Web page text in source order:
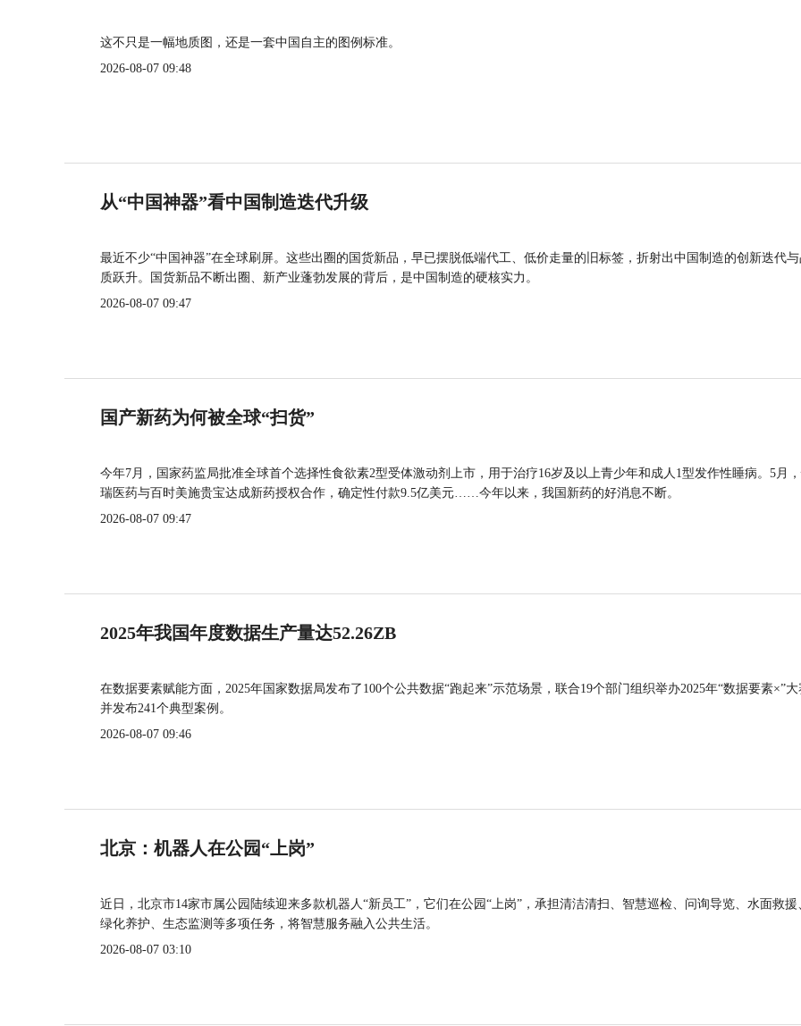
这不只是一幅地质图，还是一套中国自主的图例标准。
2026-08-07 09:48
从“中国神器”看中国制造迭代升级
最近不少“中国神器”在全球刷屏。这些出圈的国货新品，早已摆脱低端代工、低价走量的旧标签，折射出中国制造的创新迭代
质跃升。国货新品不断出圈、新产业蓬勃发展的背后，是中国制造的硬核实力。
2026-08-07 09:47
国产新药为何被全球“扫货”
今年7月，国家药监局批准全球首个选择性食欲素2型受体激动剂上市，用于治疗16岁及以上青少年和成人1型发作性睡病。5月
瑞医药与百时美施贵宝达成新药授权合作，确定性付款9.5亿美元……今年以来，我国新药的好消息不断。
2026-08-07 09:47
2025年我国年度数据生产量达52.26ZB
在数据要素赋能方面，2025年国家数据局发布了100个公共数据“跑起来”示范场景，联合19个部门组织举办2025年“数据要素×”大
并发布241个典型案例。
2026-08-07 09:46
北京：机器人在公园“上岗”
近日，北京市14家市属公园陆续迎来多款机器人“新员工”，它们在公园“上岗”，承担清洁清扫、智慧巡检、问询导览、水面救援
绿化养护、生态监测等多项任务，将智慧服务融入公共生活。
2026-08-07 03:10